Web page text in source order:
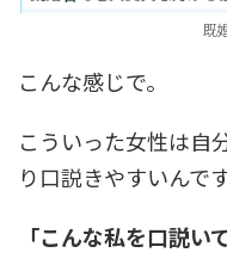
既
こんな感じで。
こういった女性は自
り口説きやすいんです
「こんな私を口説い